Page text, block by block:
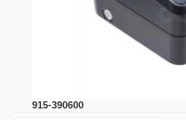
915-390600